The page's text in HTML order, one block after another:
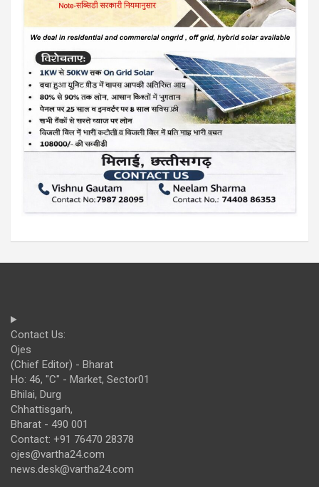
Contact Us:
Ojes
(Chief Editor) - Bharat
Ho: 46, "C" - Market, Sector01
Bhilai, Durg
Chhattisgarh,
Bharat - 490 001
Contact: +91 76470 28378
ojes@vartha24.com
news.desk@vartha24.com